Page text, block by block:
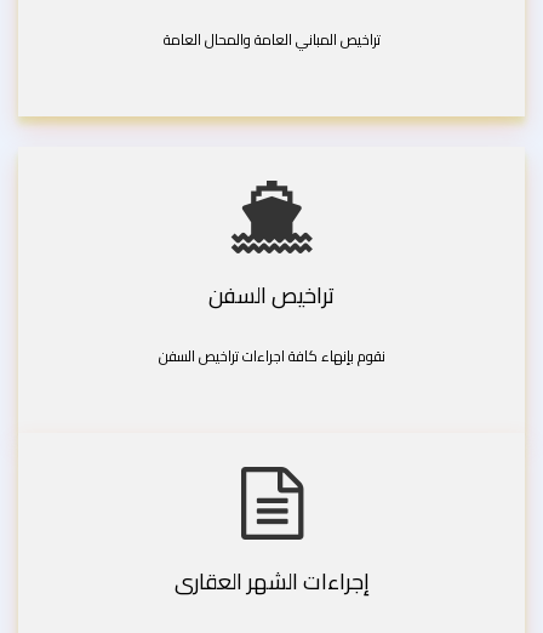
تراخيص المباني العامة والمحال العامة
تراخيص السفن
نقوم بإنهاء كافة اجراءات تراخيص السفن
إجراءات الشهر العقارى